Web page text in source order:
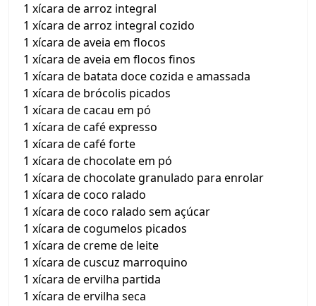
1 xícara de arroz integral
1 xícara de arroz integral cozido
1 xícara de aveia em flocos
1 xícara de aveia em flocos finos
1 xícara de batata doce cozida e amassada
1 xícara de brócolis picados
1 xícara de cacau em pó
1 xícara de café expresso
1 xícara de café forte
1 xícara de chocolate em pó
1 xícara de chocolate granulado para enrolar
1 xícara de coco ralado
1 xícara de coco ralado sem açúcar
1 xícara de cogumelos picados
1 xícara de creme de leite
1 xícara de cuscuz marroquino
1 xícara de ervilha partida
1 xícara de ervilha seca